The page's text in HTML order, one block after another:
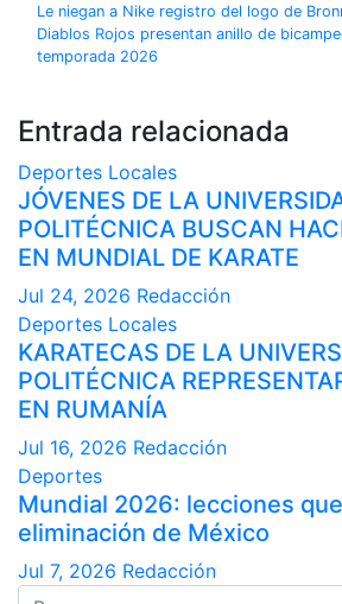
Le niegan a Nike registro del logo de
Diablos Rojos presentan anillo de
temporada 2026
Entrada relacionada
Deportes Locales
JÓVENES DE LA
POLITÉCNICA BUSCAN
EN MUNDIAL DE KARATE
Jul 24, 2026 Redacción
Deportes Locales
KARATECAS DE LA
POLITÉCNICA
EN RUMANÍA
Jul 16, 2026 Redacción
Deportes
Mundial 2026: lecciones
eliminación de México
Jul 7, 2026 Redacción